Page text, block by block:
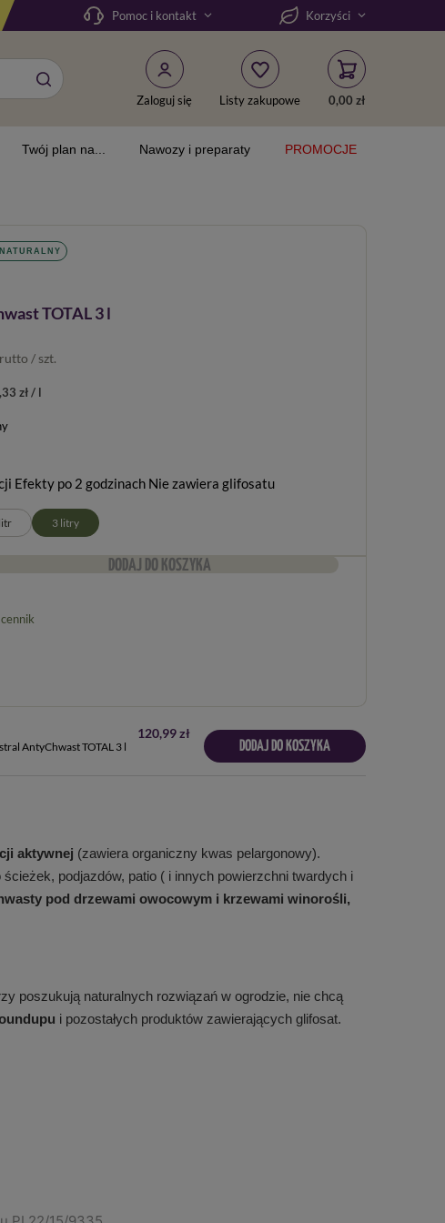
Pomoc i kontakt Korzyści
Zaloguj się Listy zakupowe 0,00 zł
Twój plan na... Nawozy i preparaty PROMOCJE
TOTAL 3 l
/ szt.
zł / l
Efekty po 2 godzinach Nie zawiera glifosatu
3 litry
DODAJ DO KOSZYKA
AntyChwast TOTAL 3 l
120,99 zł
DODAJ DO KOSZYKA
aktywnej (zawiera organiczny kwas pelargonowy).
podjazdów, patio ( i innych powierzchni twardych i
pod drzewami owocowym i krzewami winorośli,
poszukują naturalnych rozwiązań w ogrodzie, nie chcą
i pozostałych produktów zawierających glifosat.